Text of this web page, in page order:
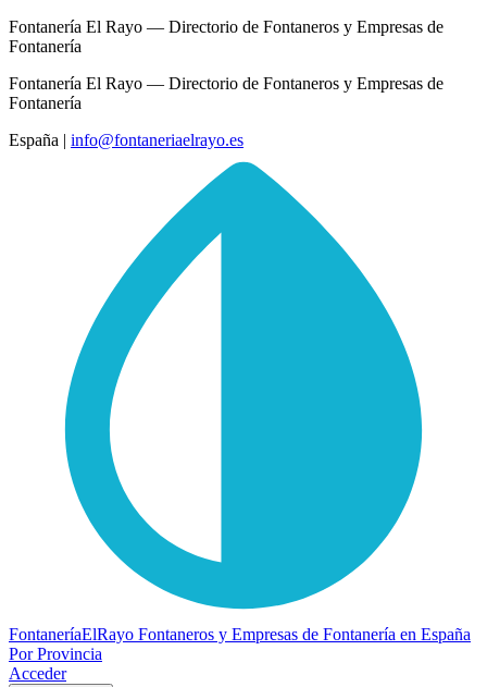
Fontanería El Rayo — Directorio de Fontaneros y Empresas de
Fontanería
Fontanería El Rayo — Directorio de Fontaneros y Empresas de
Fontanería
España | info@fontaneriaelrayo.es
FontaneríaElRayo Fontaneros y Empresas de Fontanería en España
Por Provincia
Acceder